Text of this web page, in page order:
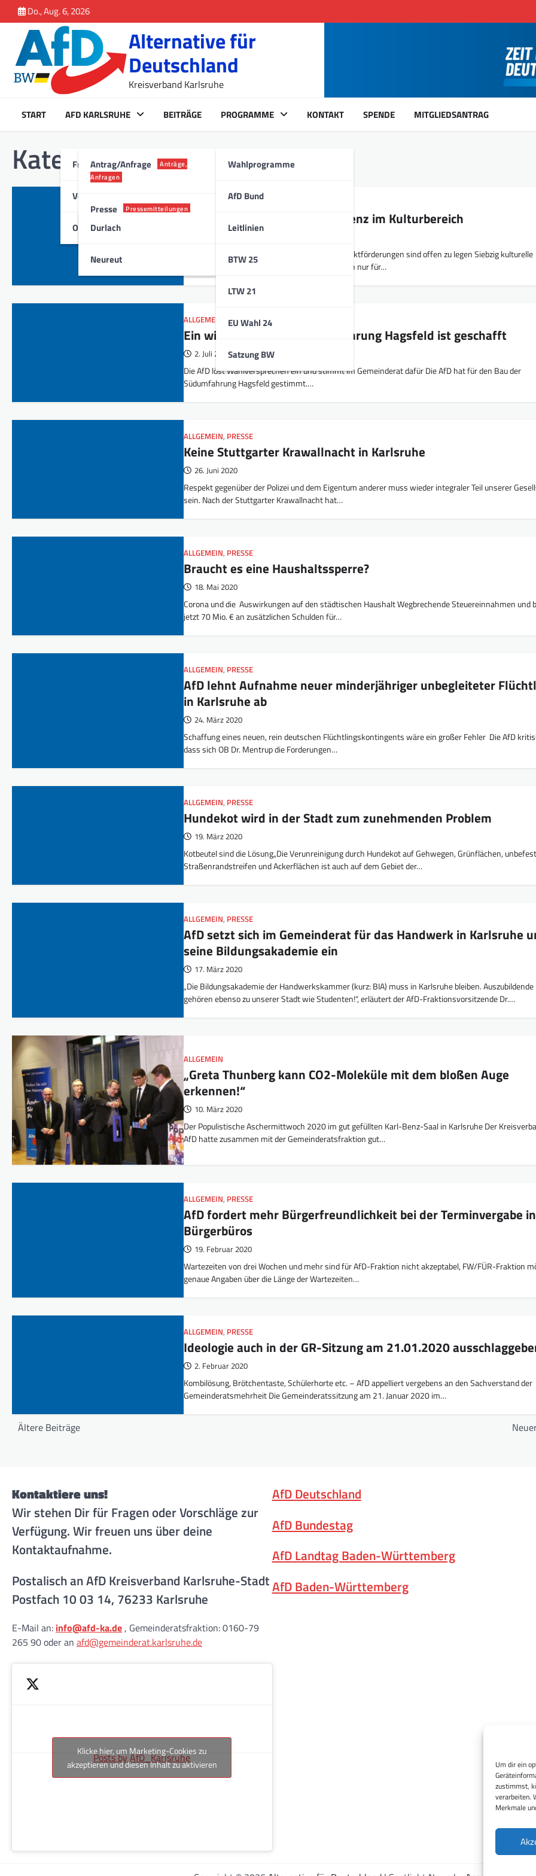
Um dir ein
zustimmst,
verarbeiten.
Merkmale
springen
to
content
Do., Aug. 6, 2026
Alternative für
Deutschland
Kreisverband Karlsruhe
START AFD KARLSRUHE
Fraktion Karlsruhe
Antrag/Anfrage
Anträge,
Anfragen
Presse Pressemitteilungen
Vorstand
Ortsverband
Durlach
Neureut
BEITRÄGE PROGRAMME
Wahlprogramme
AfD Bund
Leitlinien
BTW 25
LTW 21
EU Wahl 24
Satzung BW
KONTAKT SPENDE MITGLIEDSANTRAG
Kategorie:Allgemein
ALLGEMEIN PRESSE
AfD-Fraktion fordert Transparenz im Kulturbereich
Städtische Zahlungen an Institutionen und Projektförderungen sind offen zu legen Siebzig kulturelle
Institutionen erhalten Zuschüsse der Stadt, doch nur für…
ALLGEMEIN PRESSE
Ein wichtiger Schritt zur Umfahrung Hagsfeld ist geschafft
2. Juli 2020
Die AfD löst Wahlversprechen ein und stimmt im Gemeinderat dafür Die AfD hat für den Bau der
Südumfahrung Hagsfeld gestimmt.…
ALLGEMEIN, PRESSE
Keine Stuttgarter Krawallnacht in Karlsruhe
26. Juni 2020
Respekt gegenüber der Polizei und dem Eigentum anderer muss wieder integraler Teil unserer
sein. Nach der Stuttgarter Krawallnacht hat…
ALLGEMEIN, PRESSE
Braucht es eine Haushaltssperre?
18. Mai 2020
Corona und die Auswirkungen auf den städtischen Haushalt Wegbrechende Steuereinnahmen und
jetzt 70 Mio. € an zusätzlichen Schulden für…
ALLGEMEIN, PRESSE
AfD lehnt Aufnahme neuer minderjähriger unbegleiteter
in Karlsruhe ab
24. März 2020
Schaffung eines neuen, rein deutschen Flüchtlingskontingents wäre ein großer Fehler Die AfD
dass sich OB Dr. Mentrup die Forderungen…
ALLGEMEIN, PRESSE
Hundekot wird in der Stadt zum zunehmenden Problem
19. März 2020
Kotbeutel sind die Lösung„Die Verunreinigung durch Hundekot auf Gehwegen, Grünflächen,
Straßenrandstreifen und Ackerflächen ist auch auf dem Gebiet der…
ALLGEMEIN, PRESSE
AfD setzt sich im Gemeinderat für das Handwerk in Karlsruhe
seine Bildungsakademie ein
17. März 2020
„Die Bildungsakademie der Handwerkskammer (kurz: BIA) muss in Karlsruhe bleiben. Auszubildende
gehören ebenso zu unserer Stadt wie Studenten!“, erläutert der AfD-Fraktionsvorsitzende Dr.…
ALLGEMEIN
„Greta Thunberg kann CO2-Moleküle mit dem bloßen Auge
erkennen!“
10. März 2020
Der Populistische Aschermittwoch 2020 im gut gefüllten Karl-Benz-Saal in Karlsruhe Der
AfD hatte zusammen mit der Gemeinderatsfraktion gut…
ALLGEMEIN, PRESSE
AfD fordert mehr Bürgerfreundlichkeit bei der Terminvergabe
Bürgerbüros
19. Februar 2020
Wartezeiten von drei Wochen und mehr sind für AfD-Fraktion nicht akzeptabel, FW/FÜR-Fraktion
genaue Angaben über die Länge der Wartezeiten…
ALLGEMEIN, PRESSE
Ideologie auch in der GR-Sitzung am 21.01.2020
2. Februar 2020
Kombilösung, Brötchentaste, Schülerhorte etc. – AfD appelliert vergebens an den Sachverstand der
Gemeinderatsmehrheit Die Gemeinderatssitzung am 21. Januar 2020 im…
Beitragsnavigation
Ältere Beiträge
Kontaktiere uns!
Wir stehen Dir für Fragen oder Vorschläge zur
Verfügung. Wir freuen uns über deine
Kontaktaufnahme.
Postalisch an AfD Kreisverband Karlsruhe-Stadt
Postfach 10 03 14, 76233 Karlsruhe
E-Mail an: info@afd-ka.de, Gemeinderatsfraktion: 0160-79
265 90 oder an afd@gemeinderat.karlsruhe.de
Posts by AfD_Karlsruhe
Klicke hier, um Marketing-Cookies zu
akzeptieren und diesen Inhalt zu aktivieren
AfD Deutschland
AfD Bundestag
AfD Landtag Baden-Württemberg
AfD Baden-Württemberg